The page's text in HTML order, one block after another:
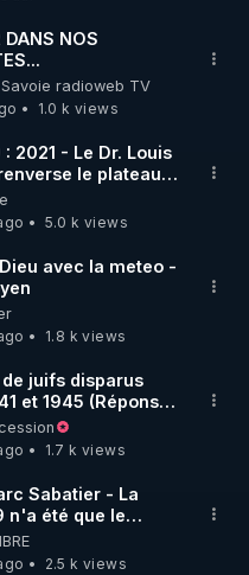
(stages,
SUR ODYSEE
aussi sur la
DANS NOS
radioweb TV
1.0 k views
: 2021 - Le Dr. Louis
le plateau
!
5.0 k views
avec la meteo -
1.8 k views
juifs disparus
et 1945 (Réponse
1.7 k views
Sabatier - La
n'a été que le
& l'ARNm-aa
auront-t-il ?
2.5 k views